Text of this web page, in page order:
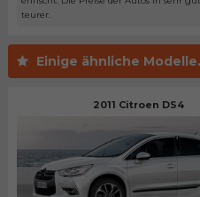
teurer.
Einige ähnliche
2011 Citroen DS4